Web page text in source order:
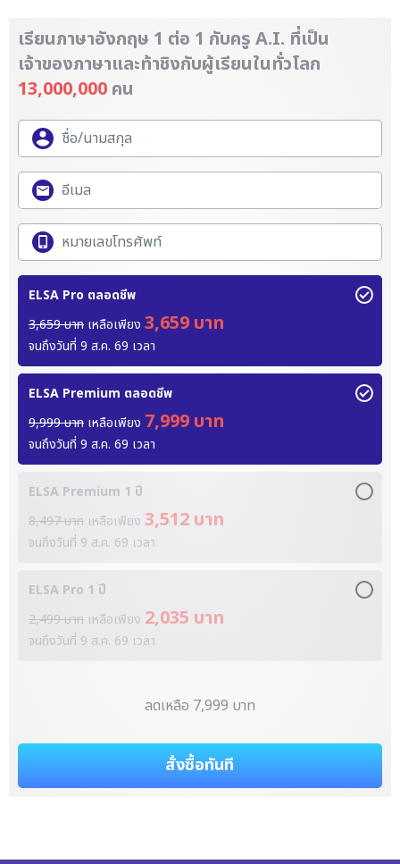
เรียนภาษาอังกฤษ 1 ต่อ 1 กับครู A.I. ที่เป็น
เจ้าของภาษาและท้าชิงกับผู้เรียนในทั่วโลก
13,000,000 คน
ELSA Pro ตลอดชีพ
3,659 บาท เหลือเพียง 3,659 บาท
จนถึงวันที่ 9 ส.ค. 69 เวลา
ELSA Premium ตลอดชีพ
9,999 บาท เหลือเพียง 7,999 บาท
จนถึงวันที่ 9 ส.ค. 69 เวลา
ELSA Premium 1 ปี
8,497 บาท เหลือเพียง 3,512 บาท
จนถึงวันที่ 9 ส.ค. 69 เวลา
ELSA Pro 1 ปี
2,499 บาท เหลือเพียง 2,035 บาท
จนถึงวันที่ 9 ส.ค. 69 เวลา
ลดเหลือ 7,999 บาท
สั่งซื้อทันที